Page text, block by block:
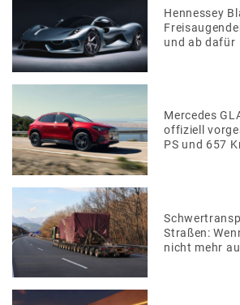
Hennessey
und ab dafür
Mercedes
offiziell
PS und 657
Straßen:
nicht mehr